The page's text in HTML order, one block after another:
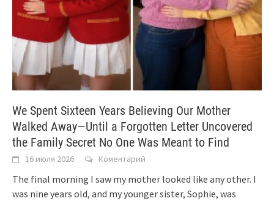
We Spent Sixteen Years Believing Our Mother
Walked Away—Until a Forgotten Letter Uncovered
the Family Secret No One Was Meant to Find
16 июля 2026 Коментарий
The final morning I saw my mother looked like any other. I
was nine years old, and my younger sister, Sophie, was